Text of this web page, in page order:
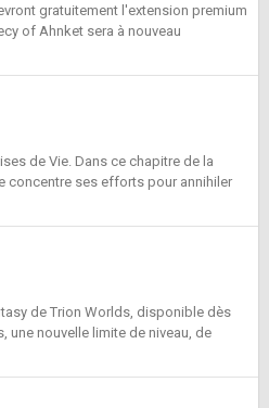
gratuitement l'extension premium
of Ahnket sera à nouveau
de Vie. Dans ce chapitre de la
concentre ses efforts pour annihiler
de Trion Worlds, disponible dès
nouvelle limite de niveau, de